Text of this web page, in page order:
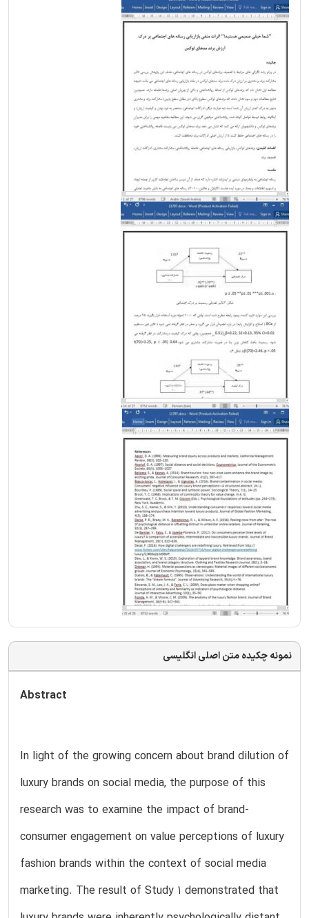
نمونه چکیده متن اصلی انگلیسی
Abstract
In light of the growing concern about brand dilution of
luxury brands on social media, the purpose of this
research was to examine the impact of brand-
consumer engagement on value perceptions of luxury
fashion brands within the context of social media
marketing. The result of Study 1 demonstrated that